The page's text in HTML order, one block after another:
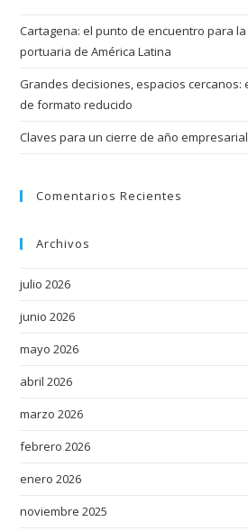
Cartagena: el punto de encuentro para
portuaria de América Latina
Grandes decisiones, espacios cercanos:
de formato reducido
Claves para un cierre de año
Comentarios Recientes
Archivos
julio 2026
junio 2026
mayo 2026
abril 2026
marzo 2026
febrero 2026
enero 2026
noviembre 2025